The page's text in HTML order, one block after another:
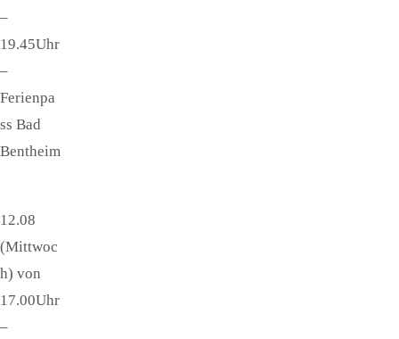
–
19.45Uhr
–
Ferienpa
ss Bad
Bentheim
12.08
(Mittwoc
h) von
17.00Uhr
–